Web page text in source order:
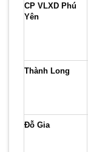
CP VLXD Phú
Yên
Thành Long
Đỗ Gia